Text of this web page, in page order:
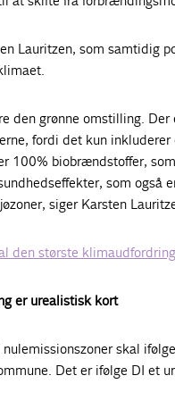
Lauritzen, som samtidig
den grønne omstilling.
fordi det kun
100% biobrændstoffer,
som også
siger Karsten
den største
er urealistisk kort
skal
Det er ifølge DI et